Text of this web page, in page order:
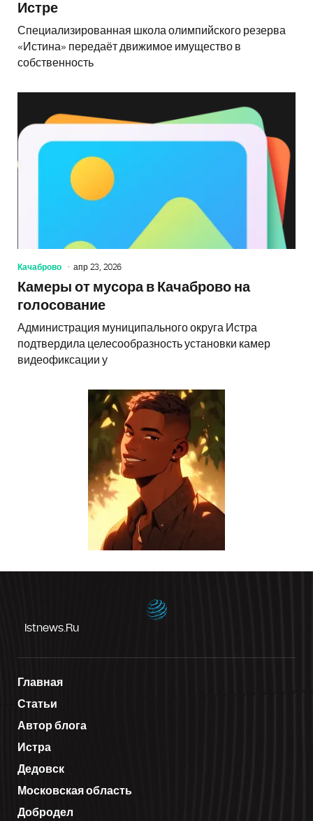
Истре
Специализированная школа олимпийского резерва
«Истина» передаёт движимое имущество в
собственность
Качаброво апр 23, 2026
Камеры от мусора в Качаброво на
голосование
Администрация муниципального округа Истра
подтвердила целесообразность установки камер
видеофиксации у
Istnews.ru
Главная
Статьи
Автор блога
Истра
Дедовск
Московская область
Добродел